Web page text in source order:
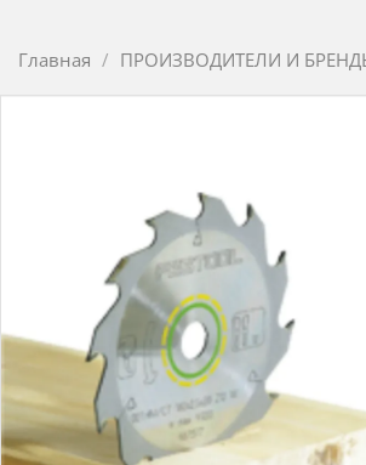
Главная ПРОИЗВОДИТЕЛИ И